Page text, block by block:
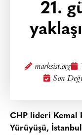
21.
marksist.org
Son
CHP lideri Kemal
Yürüyüşü,